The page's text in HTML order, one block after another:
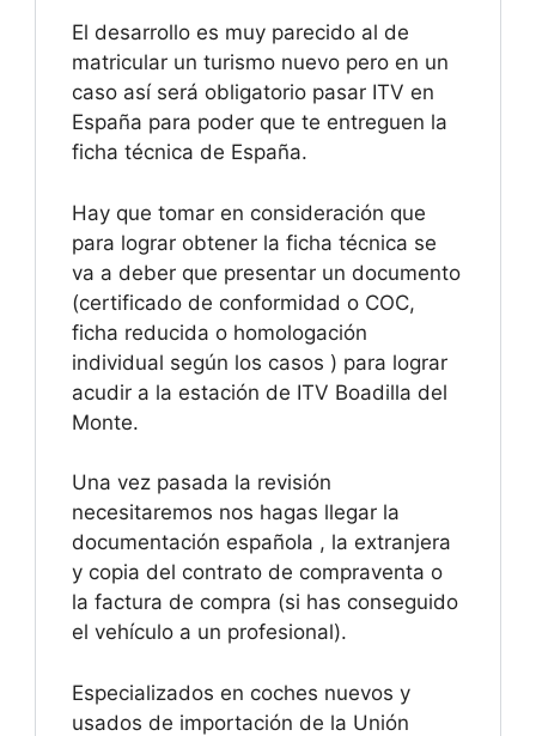
El desarrollo es muy parecido al de
matricular un turismo nuevo pero en un
caso así será obligatorio pasar ITV en
España para poder que te entreguen la
ficha técnica de España.
Hay que tomar en consideración que
para lograr obtener la ficha técnica se
va a deber que presentar un documento
(certificado de conformidad o COC,
ficha reducida o homologación
individual según los casos ) para lograr
acudir a la estación de ITV Boadilla del
Monte.
Una vez pasada la revisión
necesitaremos nos hagas llegar la
documentación española , la extranjera
y copia del contrato de compraventa o
la factura de compra (si has conseguido
el vehículo a un profesional).
Especializados en coches nuevos y
usados de importación de la Unión